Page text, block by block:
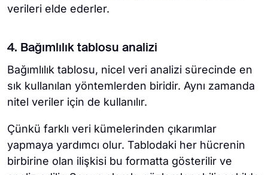
verileri elde ederler.
4. Bağımlılık tablosu analizi
Bağımlılık tablosu, nicel veri analizi sürecinde en
sık kullanılan yöntemlerden biridir. Aynı zamanda
nitel veriler için de kullanılır.
Çünkü farklı veri kümelerinden çıkarımlar
yapmaya yardımcı olur. Tablodaki her hücrenin
birbirine olan ilişkisi bu formatta gösterilir ve